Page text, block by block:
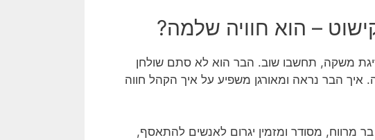
– הוא חוויה שלמה?
משקה, תחשבו שוב. הבר הוא לא סתם שולחן
הבר נראה ומאורגן משפיע על איך הקהל חווה
מרווח, מסודר ומזמין יגרום לאנשים להתאסף,